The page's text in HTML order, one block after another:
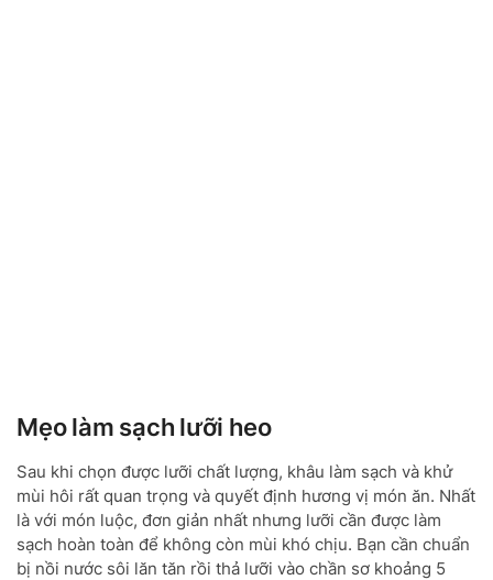
Mẹo làm sạch lưỡi heo
Sau khi chọn được lưỡi chất lượng, khâu làm sạch và khử
mùi hôi rất quan trọng và quyết định hương vị món ăn. Nhất
là với món luộc, đơn giản nhất nhưng lưỡi cần được làm
sạch hoàn toàn để không còn mùi khó chịu. Bạn cần chuẩn
bị nồi nước sôi lăn tăn rồi thả lưỡi vào chần sơ khoảng 5